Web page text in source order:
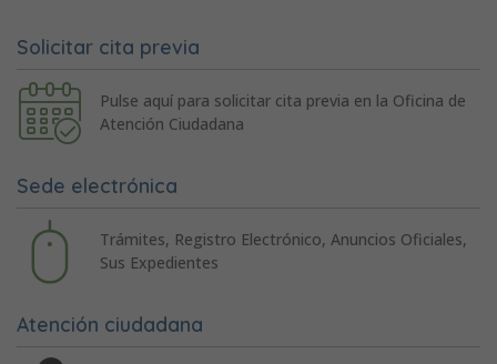
Solicitar cita previa
Pulse aquí para solicitar cita previa en la Oficina de
Atención Ciudadana
Sede electrónica
Trámites, Registro Electrónico, Anuncios Oficiales,
Sus Expedientes
Atención ciudadana